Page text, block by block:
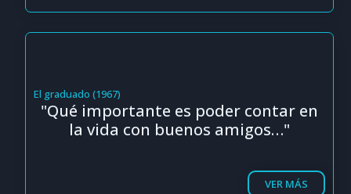
El graduado (1967)
"Qué importante es poder contar en
la vida con buenos amigos…"
VER MÁS